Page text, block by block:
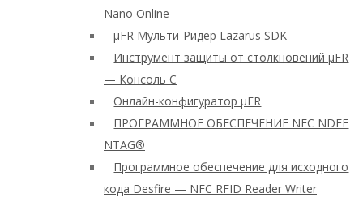
Nano Online
μFR Мульти-Ридер Lazarus SDK
Инструмент защиты от столкновений μFR
— Консоль C
Онлайн-конфигуратор μFR
ПРОГРАММНОЕ ОБЕСПЕЧЕНИЕ NFC NDEF
NTAG®
Программное обеспечение для исходного
кода Desfire — NFC RFID Reader Writer